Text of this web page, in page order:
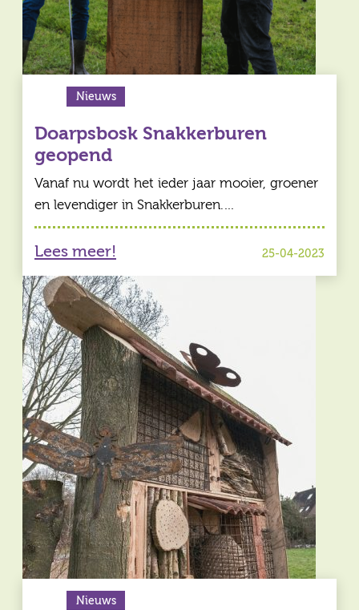
Nieuws
Doarpsbosk Snakkerburen
geopend
Vanaf nu wordt het ieder jaar mooier, groener
en levendiger in Snakkerburen.…
Lees meer! 25-04-2023
Nieuws